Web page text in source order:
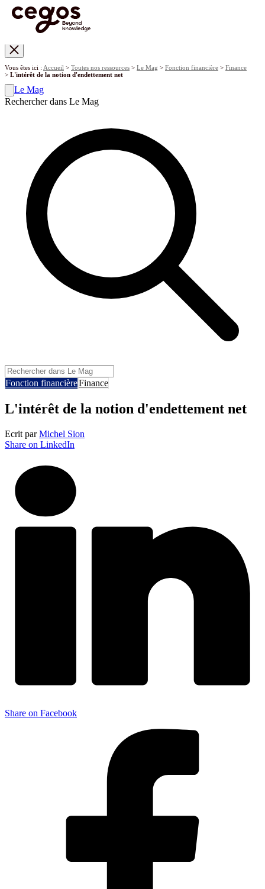
Vous êtes ici : Accueil > Toutes nos ressources > Le Mag > Fonction financière > Finance
> L'intérêt de la notion d'endettement net
Le Mag
Rechercher dans Le Mag
Fonction financièreFinance
L'intérêt de la notion d'endettement net
Ecrit parMichel Sion
Share on LinkedIn
Share on Facebook